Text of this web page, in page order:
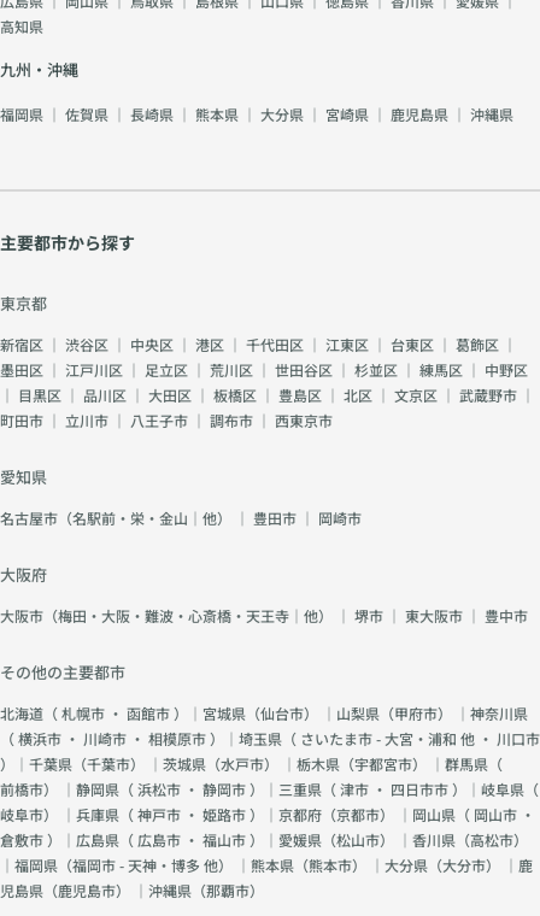
高知県
九州・沖縄
福岡県 ｜ 佐賀県 ｜ 長崎県 ｜ 熊本県 ｜ 大分県 ｜ 宮崎県 ｜ 鹿児島県 ｜ 沖縄県
主要都市から探す
東京都
新宿区 ｜ 渋谷区 ｜ 中央区 ｜ 港区 ｜ 千代田区 ｜ 江東区 ｜ 台東区 ｜ 葛飾区 ｜
墨田区 ｜ 江戸川区 ｜ 足立区 ｜ 荒川区 ｜ 世田谷区 ｜ 杉並区 ｜ 練馬区 ｜ 中野区
｜ 目黒区 ｜ 品川区 ｜ 大田区 ｜ 板橋区 ｜ 豊島区 ｜ 北区 ｜ 文京区 ｜ 武蔵野市 ｜
町田市 ｜ 立川市 ｜ 八王子市 ｜ 調布市 ｜ 西東京市
愛知県
名古屋市（名駅前・栄・金山｜他） ｜ 豊田市 ｜ 岡崎市
大阪府
大阪市（梅田・大阪・難波・心斎橋・天王寺｜他） ｜ 堺市 ｜ 東大阪市 ｜ 豊中市
その他の主要都市
北海道（札幌市 ・ 函館市）｜宮城県（仙台市） ｜山梨県（甲府市） ｜神奈川県
（横浜市 ・ 川崎市 ・ 相模原市）｜埼玉県（ さいたま市 - 大宮・浦和 他 ・ 川口市
）｜千葉県（千葉市） ｜茨城県（水戸市） ｜栃木県（宇都宮市） ｜群馬県（
前橋市） ｜静岡県（浜松市 ・ 静岡市）｜三重県（津市 ・ 四日市市）｜岐阜県（
岐阜市） ｜兵庫県（神戸市 ・ 姫路市）｜京都府（京都市） ｜岡山県（ 岡山市 ・
倉敷市）｜広島県（ 広島市 ・ 福山市）｜愛媛県（松山市） ｜香川県（高松市）
｜福岡県（福岡市 - 天神・博多 他） ｜熊本県（熊本市） ｜大分県（大分市） ｜鹿
児島県（鹿児島市） ｜沖縄県（那覇市）